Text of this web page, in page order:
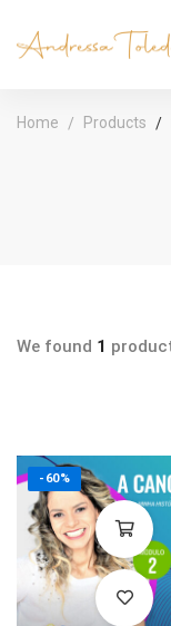
Home Products
We found 1
-60%